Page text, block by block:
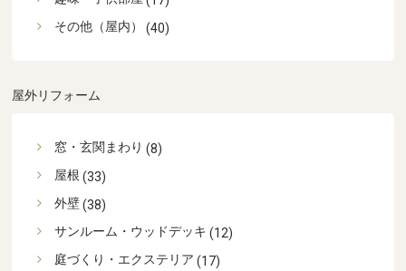
その他（屋内）
(40)
屋外リフォーム
窓・玄関まわり (8)
屋根 (33)
外壁(38)
サンルーム・ウッドデッキ (12)
庭づくり・エクステリア (17)